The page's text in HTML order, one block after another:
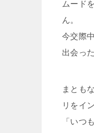
ムード
ん。
今交際
出会っ
まとも
リをイ
「いつ